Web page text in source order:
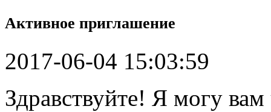
Активное приглашение
2017-06-04 15:03:59
Здравствуйте! Я могу